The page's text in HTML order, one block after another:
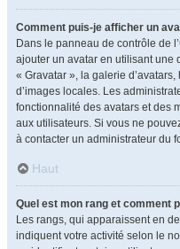
Comment puis-je afficher un
Dans le panneau de contrôle de
ajouter un avatar en utilisant une
« Gravatar », la galerie
d’images locales. Les
fonctionnalité des avatars et des
aux utilisateurs. Si vous ne
à contacter un administrateur du
Haut
Quel est mon rang et comment
Les rangs, qui apparaissent en
indiquent votre activité selon le